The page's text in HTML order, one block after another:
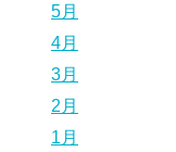
5月
4月
3月
2月
1月